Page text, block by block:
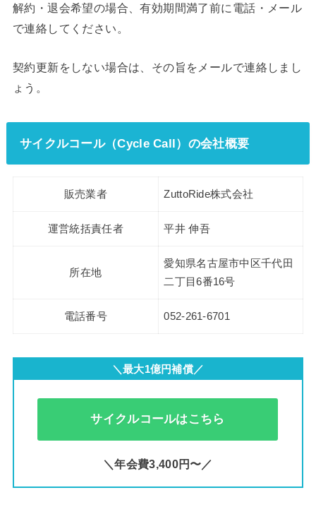
解約・退会希望の場合、有効期間満了前に電話・メール
で連絡してください。
契約更新をしない場合は、その旨をメールで連絡しまし
ょう。
サイクルコール（Cycle Call）の会社概要
販売業者 ZuttoRide株式会社
運営統括責任者 平井 伸吾
所在地
愛知県名古屋市中区千代田
二丁目6番16号
電話番号 052-261-6701
＼最大1億円補償／
サイクルコールはこちら
＼年会費3,400円〜／